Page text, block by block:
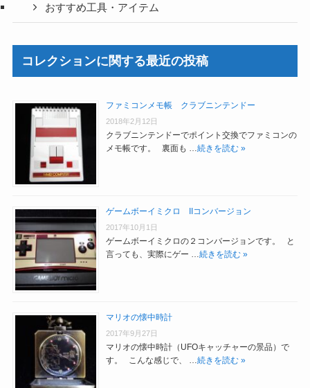
おすすめ工具・アイテム
コレクションに関する最近の投稿
ファミコンメモ帳 クラブニンテンドー
2018年2月12日
クラブニンテンドーでポイント交換でファミコンの
メモ帳です。 裏面も …続きを読む »
ゲームボーイミクロ IIコンバージョン
2017年10月1日
ゲームボーイミクロの２コンバージョンです。 と
言っても、実際にゲー …続きを読む »
マリオの懐中時計
2017年9月27日
マリオの懐中時計（UFOキャッチャーの景品）で
す。 こんな感じで、 …続きを読む »